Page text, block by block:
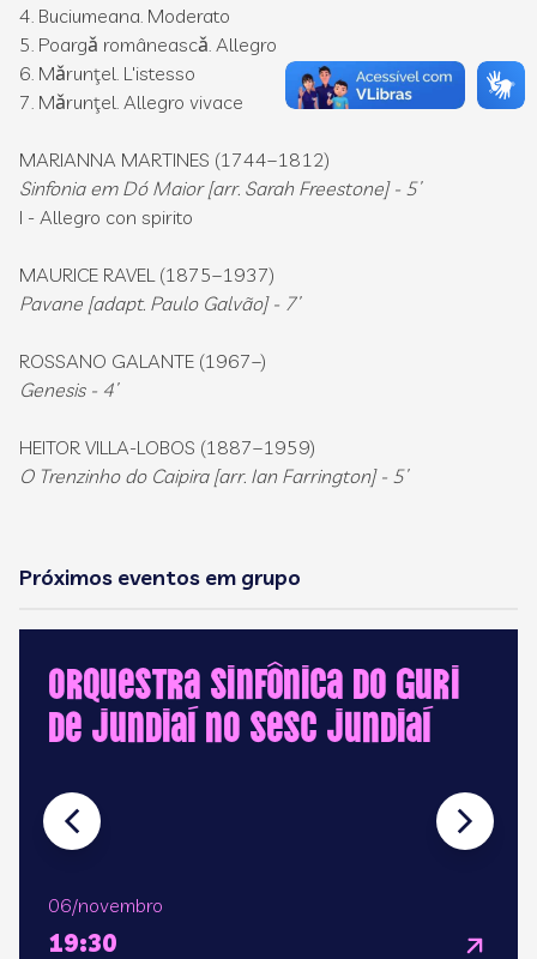
4. Buciumeana. Moderato
5. Poargǎ româneascǎ. Allegro
6. Mǎrunţel. L'istesso
7. Mǎrunţel. Allegro vivace
MARIANNA MARTINES (1744–1812)
Sinfonia em Dó Maior [arr. Sarah Freestone] - 5’
I - Allegro con spirito
MAURICE RAVEL (1875–1937)
Pavane [adapt. Paulo Galvão] - 7’
ROSSANO GALANTE (1967–)
Genesis - 4’
HEITOR VILLA-LOBOS (1887–1959)
O Trenzinho do Caipira [arr. Ian Farrington] - 5’
Próximos eventos em grupo
Orquestra Sinfônica do GURI
de Jundiaí no Sesc Jundiaí
06/novembro
19:30